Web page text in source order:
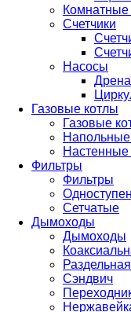
Комнатные
Счетчики
Насосы
Газовые котлы
Газовые
Напольные
Настенные
Фильтры
Фильтры
Сетчатые
Дымоходы
Дымоходы
Сэндвич